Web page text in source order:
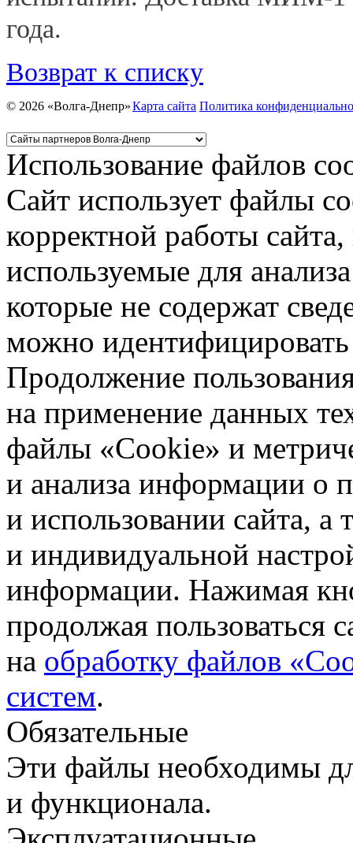
года.
Возврат к списку
© 2026 «Волга-Днепр»Карта сайта Политика
Использование файлов
Сайт использует файлы
корректной работы
используемые для
которые не содержат
можно идентифицировать
Продолжение
на применение данных
файлы «Cookie» и
и анализа информации о
и использовании сайта,
и индивидуальной
информации. Нажимая
продолжая пользоваться
на обработку файлов
систем.
Обязательные
Эти файлы необходимы
и функционала.